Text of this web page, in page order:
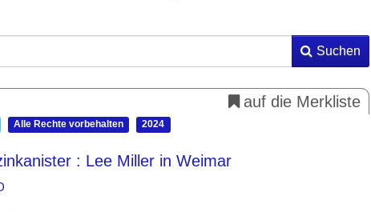
Suchen
auf die Merkliste
Alle Rechte vorbehalten 2024
: Lee Miller in Weimar